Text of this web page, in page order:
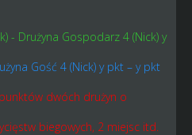
- Drużyna Gospodarz 4 (Nick) y
Gość 4 (Nick) y pkt – y pkt
dwóch drużyn o
biegowych, 2 miejsc itd.